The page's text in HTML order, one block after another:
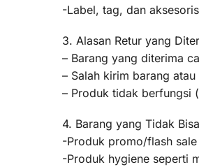
-Label, tag, dan
3. Alasan Retur yang
– Barang yang diterima
– Salah kirim barang
– Produk tidak berfungsi
4. Barang yang Tidak
-Produk promo/flash sale
-Produk hygiene seperti